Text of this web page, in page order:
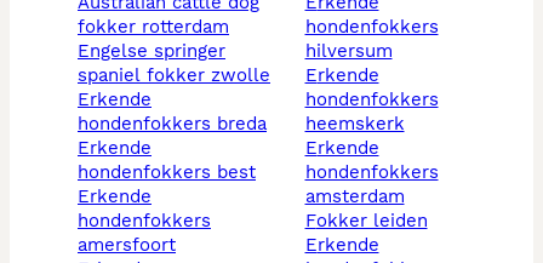
fokker rotterdam
engelse springer
spaniel fokker zwolle
erkende
hondenfokkers breda
erkende
hondenfokkers best
erkende
hondenfokkers
amersfoort
hondenfokkers
hilversum
erkende
hondenfokkers
heemskerk
erkende
hondenfokkers
amsterdam
fokker leiden
erkende